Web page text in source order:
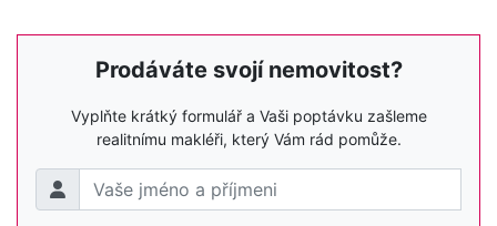
Prodáváte svojí nemovitost?
Vyplňte krátký formulář a Vaši poptávku zašleme
realitnímu makléři, který Vám rád pomůže.